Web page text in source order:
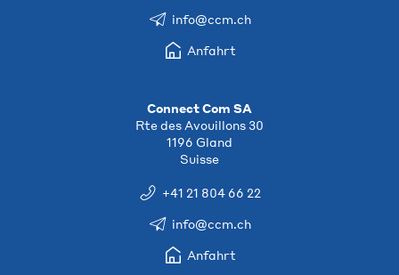
info@ccm.ch
Anfahrt
Connect Com SA
Rte des Avouillons 30
1196 Gland
Suisse
+41 21 804 66 22
info@ccm.ch
Anfahrt